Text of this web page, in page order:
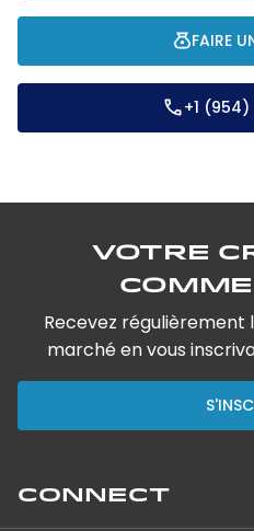
FAIRE
+1
Votre
Recevez régulièrement
marché en vous
CONNECT